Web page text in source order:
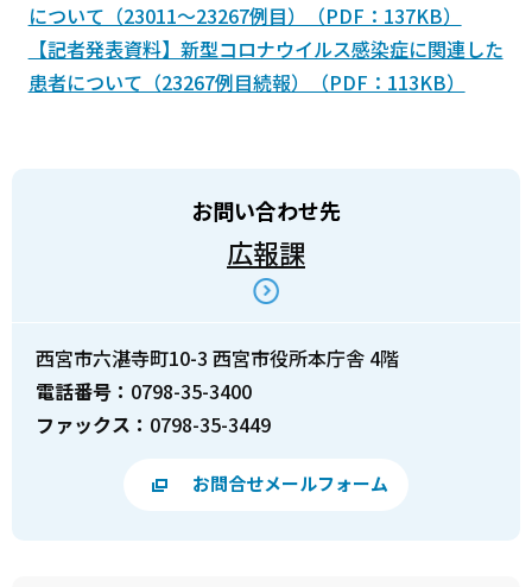
について（23011～23267例目）（PDF：137KB）
【記者発表資料】新型コロナウイルス感染症に関連した
患者について（23267例目続報）（PDF：113KB）
お問い合わせ先
広報課
西宮市六湛寺町10-3 西宮市役所本庁舎 4階
電話番号： 0798-35-3400
ファックス： 0798-35-3449
お問合せメールフォーム